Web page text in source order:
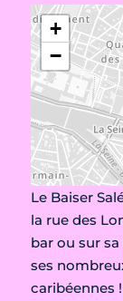
+
−
Le Baiser
la rue des
bar ou sur
ses
caribéennes !